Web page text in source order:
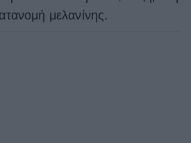
μελανίνης.